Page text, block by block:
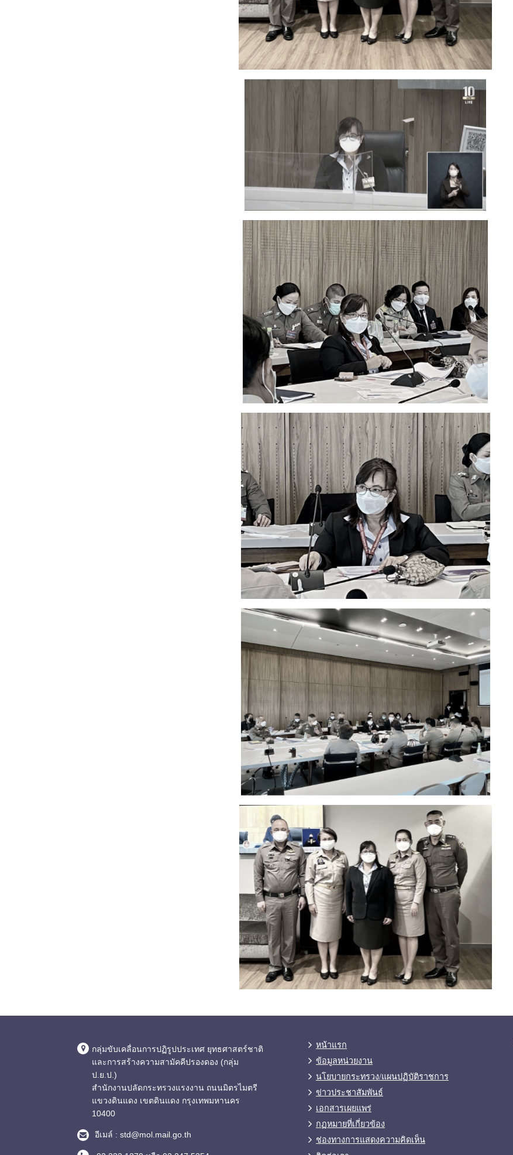
กลุ่มขับเคลื่อนการปฏิรูปประเทศ ยุทธศาสตร์ชาติ
และการสร้างความสามัคคีปรองดอง (กลุ่ม
ป.ย.ป.)
สำนักงานปลัดกระทรวงแรงงาน ถนนมิตรไมตรี
แขวงดินแดง เขตดินแดง กรุงเทพมหานคร
10400
อีเมล์ : std@mol.mail.go.th
หน้าแรก
ข้อมูลหน่วยงาน
นโยบายกระทรวง/แผนปฏิบัติราชการ
ข่าวประชาสัมพันธ์
เอกสารเผยแพร่
กฏหมายที่เกี่ยวข้อง
ช่องทางการแสดงความคิดเห็น